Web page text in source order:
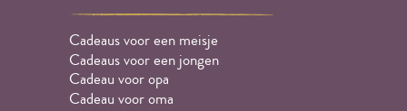
Cadeaus voor een meisje
Cadeaus voor een jongen
Cadeau voor opa
Cadeau voor oma